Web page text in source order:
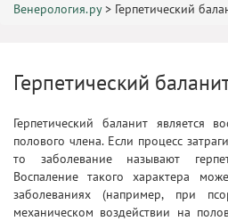
Венерология.ру> Герпетический
Герпетический
Герпетический баланит является
полового члена. Если процесс
то заболевание называют
Воспаление такого характера
заболеваниях (например, при
механическом воздействии на